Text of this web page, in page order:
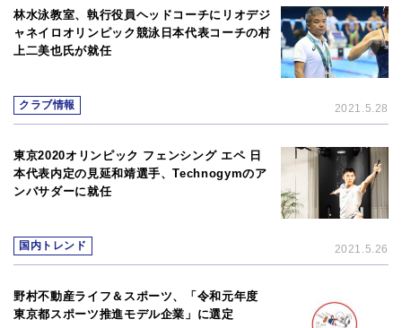
林水泳教室、執行役員ヘッドコーチにリオデジ
ャネイロオリンピック競泳日本代表コーチの村
上二美也氏が就任
クラブ情報 2021.5.28
東京2020オリンピック フェンシング エペ 日
本代表内定の見延和靖選手、Technogymのア
ンバサダーに就任
国内トレンド 2021.5.26
野村不動産ライフ＆スポーツ、「令和元年度
東京都スポーツ推進モデル企業」に選定